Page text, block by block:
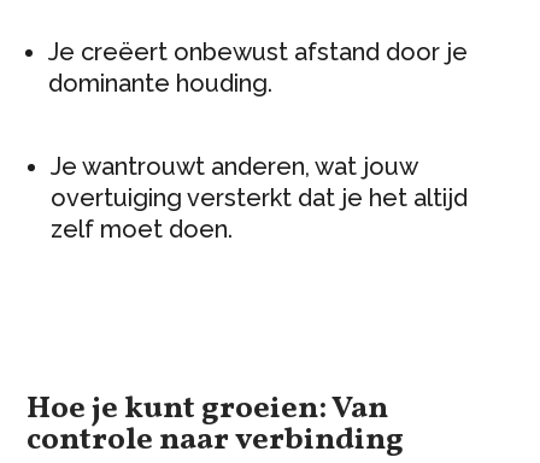
Je creëert onbewust afstand door je
dominante houding.
Je wantrouwt anderen, wat jouw
overtuiging versterkt dat je het altijd
zelf moet doen.
Hoe je kunt groeien: Van
controle naar verbinding